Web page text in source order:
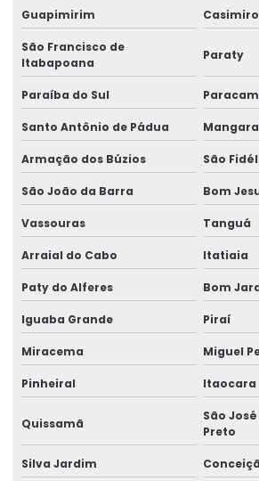
Etiquetas Adesivas Para Embalagens
Etiquetas Adesivas Para Festas E Eventos
Etiquetas Adesivas Para Identificação De
Etiquetas Adesivas Para Marcação De
Etiquetas Adesivas Para Produtos
Etiquetas Adesivas Para Produtos
Etiquetas Adesivas Para Roupas E Têxteis
Etiquetas Adesivas Personalizadas
Etiquetas Auto Adesivas Para Vários
Etiquetas De Bopp Transparente
Etiquetas De Papel Couchê Fosco E Brilho
Etiquetas De Preço Para Loja
Etiquetas De Qualidade Com Impressão
Etiquetas Eletrônicas E Impressas
Guapimirim
São Francisco de
Itabapoana
Paraty
Paraíba do Sul
Santo Antônio de Pádua
Armação dos Búzios São
São João da Barra Bom
Vassouras Tanguá
Arraial do Cabo Itatiaia
Paty do Alferes Bom
Iguaba Grande Piraí
Miracema Miguel
Pinheiral Itaocara
Quissamã
São
Preto
Silva Jardim